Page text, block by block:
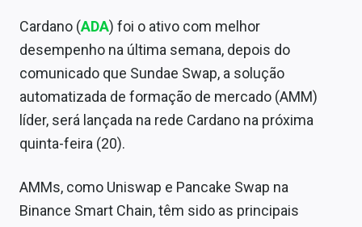
Cardano (ADA) foi o ativo com melhor
desempenho na última semana, depois do
comunicado que Sundae Swap, a solução
automatizada de formação de mercado (AMM)
líder, será lançada na rede Cardano na próxima
quinta-feira (20).
AMMs, como Uniswap e Pancake Swap na
Binance Smart Chain, têm sido as principais